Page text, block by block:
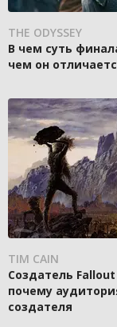
THE ODYSSEY
В чем суть
чем он
TIM CAIN
Создатель
почему
создателя